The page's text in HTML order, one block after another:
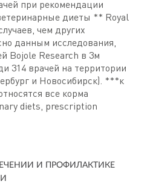
И ПРОФИЛАКТИКЕ